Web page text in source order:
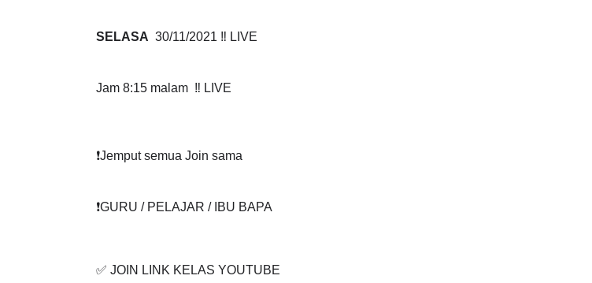
SELASA 30/11/2021 ‼️ LIVE
Jam 8:15 malam  ‼️ LIVE
❗️Jemput semua Join sama
❗️GURU / PELAJAR / IBU BAPA
✅ JOIN LINK KELAS YOUTUBE